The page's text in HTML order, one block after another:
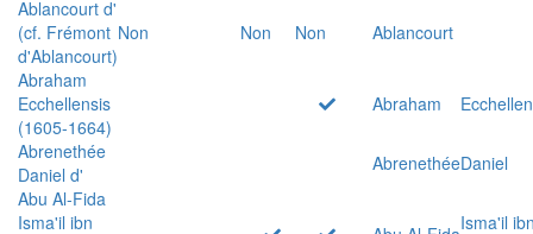
Ablancourt d'
(cf. Frémont
d'Ablancourt)
Non Non Non
Ablancourt
Abraham
Ecchellensis
(1605-1664)
Abraham
Abrenethée
Daniel d'
AbrenethéeDaniel
Abu Al-Fida
Isma'il ibn
Isma'il